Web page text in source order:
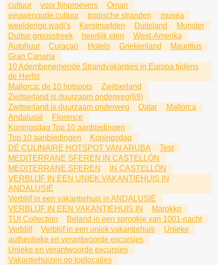
cultuur
voor fijnproevers
Oman
eeuwenoude cultuur
tropische stranden
musea
weelderige wadi's
Kerstmarkten Duitsland
Munster
Duitse grensstreek
heerlijk eten
West-Amerika
Autohuur
Curaçao Hotels Griekenland
Mauritius
Gran Canaria
10 Adembenemende Strandvakanties in Europa tijdens
de Herfst
Mallorca: de 10 hotspots
Zwitserland
Zwitserland is duurzaam onderweg(69)
Zwitserland is duurzaam onderweg
Qatar
Mallorca
Andalusië
Florence
Koningsdag Top 10 aanbiedingen
Top 10 aanbiedingen
Koningsdag
DÉ CULINAIRE HOTSPOT VAN ARUBA
Test
MEDITERRANE SFEREN IN CASTELLÓN
MEDITERRANE SFEREN
IN CASTELLÓN
VERBLIJF IN EEN UNIEK VAKANTIEHUIS IN
ANDALUSIË
Verblijf in een vakantiehuis in ANDALUSIË
VERBLIJF IN EEN VAKANTIEHUIS IN
Marokko
TUI Collection
Beland in een sprookje van 1001-nacht
Verblijf
Verblijf in een uniek vakantiehuis
Unieke
authentieke en verantwoorde excursies
Unieke en verantwoorde excursies
Vakantiehuizen op toplocaties